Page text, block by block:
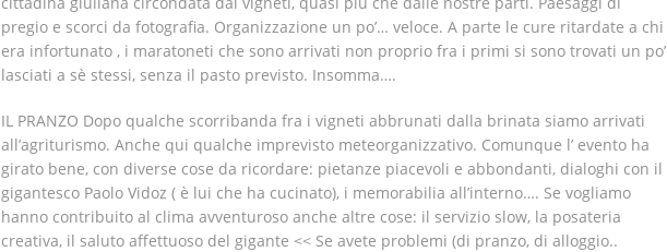
pregio e scorci da fotografia. Organizzazione un po’… veloce. A parte le cure ritardate a chi
era infortunato , i maratoneti che sono arrivati non proprio fra i primi si sono trovati un po’
lasciati a sè stessi, senza il pasto previsto. Insomma….
IL PRANZO Dopo qualche scorribanda fra i vigneti abbrunati dalla brinata siamo arrivati
all’agriturismo. Anche qui qualche imprevisto meteorganizzativo. Comunque l’ evento ha
girato bene, con diverse cose da ricordare: pietanze piacevoli e abbondanti, dialoghi con il
gigantesco Paolo Vidoz ( è lui che ha cucinato), i memorabilia all’interno…. Se vogliamo
hanno contribuito al clima avventuroso anche altre cose: il servizio slow, la posateria
creativa, il saluto affettuoso del gigante << Se avete problemi (di pranzo, di alloggio..